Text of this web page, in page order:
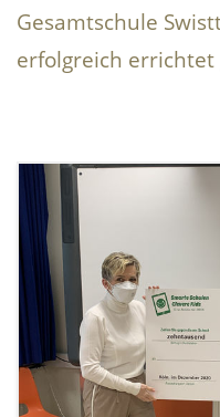
Gesamtschule
erfolgreich errichtet